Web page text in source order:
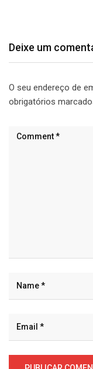
Deixe um
O seu endereço de
obrigatórios